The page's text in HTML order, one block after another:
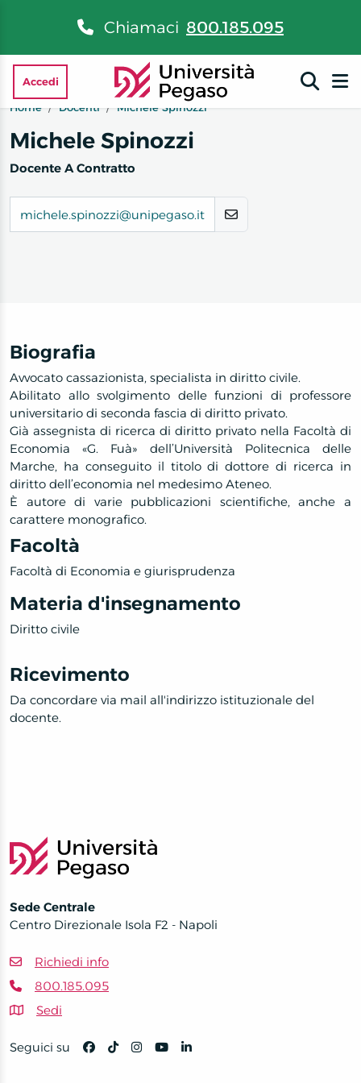
Chiamaci 800.185.095
Accedi
Home
Docenti Michele Spinozzi
Michele Spinozzi
Docente A Contratto
michele.spinozzi@unipegaso.it
Biografia
Avvocato cassazionista, specialista in diritto civile.
Abilitato allo svolgimento delle funzioni di professore
universitario di seconda fascia di diritto privato.
Già assegnista di ricerca di diritto privato nella Facoltà di
Economia «G. Fuà» dell’Università Politecnica delle
Marche, ha conseguito il titolo di dottore di ricerca in
diritto dell’economia nel medesimo Ateneo.
È autore di varie pubblicazioni scientifiche, anche a
carattere monografico.
Facoltà
Facoltà di Economia e giurisprudenza
Materia d'insegnamento
Diritto civile
Ricevimento
Da concordare via mail all'indirizzo istituzionale del
docente.
Sede Centrale
Centro Direzionale Isola F2 - Napoli
Richiedi info
800.185.095
Sedi
Seguici su